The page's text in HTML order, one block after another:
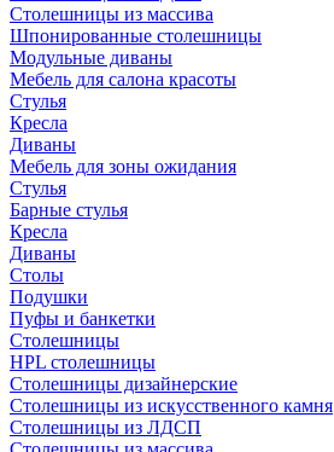
Столешницы из массива
Шпонированные столешницы
Модульные диваны
Мебель для салона красоты
Стулья
Кресла
Диваны
Мебель для зоны ожидания
Стулья
Барные стулья
Кресла
Диваны
Столы
Подушки
Пуфы и банкетки
Столешницы
HPL столешницы
Столешницы дизайнерские
Столешницы из искусственного камня
Столешницы из ЛДСП